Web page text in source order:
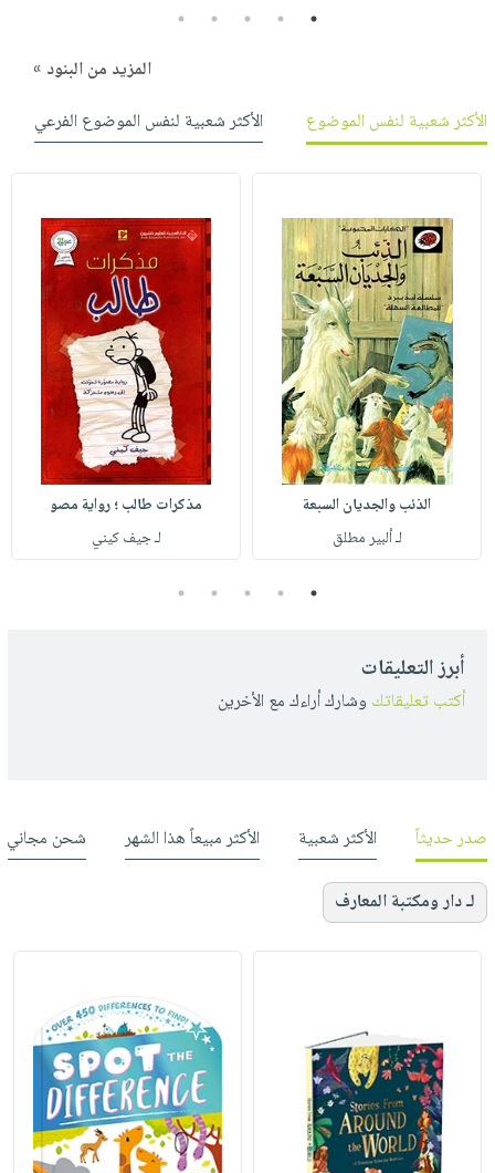
طرحها
خدمات
نيل
انشر
كتابك
تواصل
معنا
نشرة
الإصدارات
1
2
3
4
5
المزيد من البنود »
الأكثر شعبية لنفس الموضوع
الأكثر شعبية لنفس الموضوع الفرعي
الذئب والجديان السبعة
لـ ألبير مطلق
مذكرات طالب ؛ رواية مصو
لـ جيف كيني
1
2
3
4
5
أبرز التعليقات
أكتب تعليقاتك وشارك أراءك مع الأخرين
صدر حديثاً الأكثر شعبية الأكثر مبيعاً هذا الشهر شحن مجاني
لـ دار ومكتبة المعارف